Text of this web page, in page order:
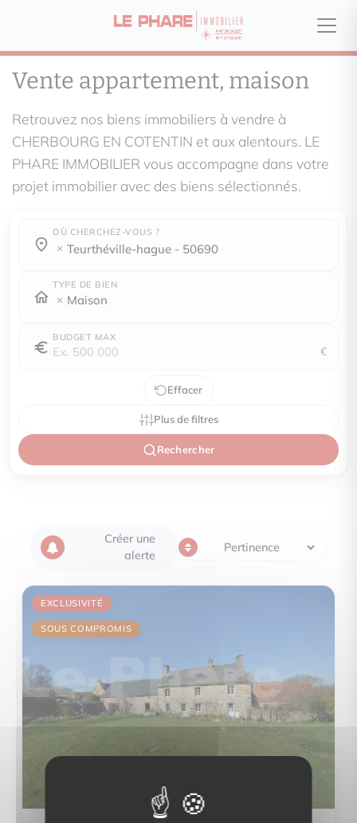
Vente appartement, maison
Retrouvez nos biens immobiliers à vendre à
CHERBOURG EN COTENTIN et aux alentours. LE
PHARE IMMOBILIER vous accompagne dans votre
projet immobilier avec des biens sélectionnés.
OÙ CHERCHEZ-VOUS ?
Où cherchez-vous ?
teurthéville-hague - 50690
Où cherchez-vous ?
TYPE DE BIEN
Maison
BUDGET MAX
€
Effacer
Plus de filtres
Rechercher
Créer une
alerte
EXCLUSIVITÉ
SOUS COMPROMIS